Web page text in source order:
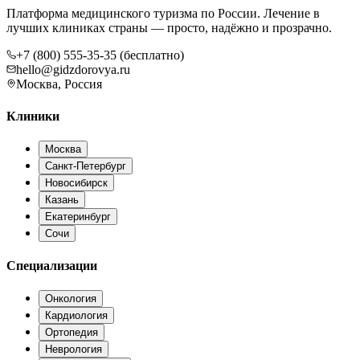
Платформа медицинского туризма по России. Лечение в
лучших клиниках страны — просто, надёжно и прозрачно.
+7 (800) 555-35-35 (бесплатно)
hello@gidzdorovya.ru
Москва, Россия
Клиники
Москва
Санкт-Петербург
Новосибирск
Казань
Екатеринбург
Сочи
Специализации
Онкология
Кардиология
Ортопедия
Неврология